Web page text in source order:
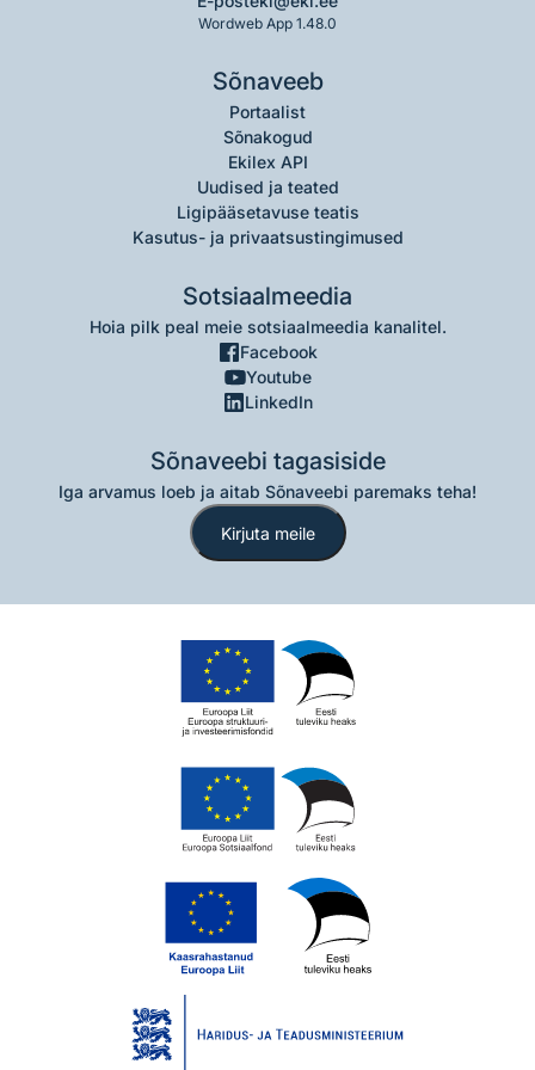
Wordweb App 1.48.0
Sõnaveeb
Portaalist
Sõnakogud
Ekilex API
Uudised ja teated
Ligipääsetavuse teatis
Kasutus- ja privaatsustingimused
Sotsiaalmeedia
Hoia pilk peal meie sotsiaalmeedia kanalitel.
Facebook
Youtube
LinkedIn
Sõnaveebi tagasiside
Iga arvamus loeb ja aitab Sõnaveebi paremaks teha!
Kirjuta meile